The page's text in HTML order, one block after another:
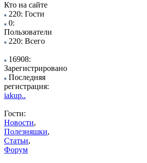
Кто на сайте
220: Гости
0:
Пользователи
220: Всего
16908:
Зарегистрировано
Последняя
регистрация:
iakup..
Гости:
Новости,
Полезняшки,
Статьи,
Форум